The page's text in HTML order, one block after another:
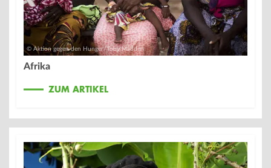
© Aktion gegen den Hunger/Toby Madden
Afrika
ZUM ARTIKEL